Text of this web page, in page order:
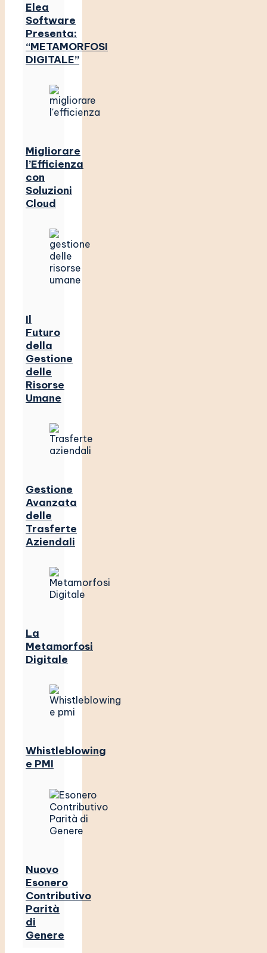
Elea
Software
Presenta:
“METAMORFOSI
DIGITALE”
Migliorare
l’Efficienza
con
Soluzioni
Cloud
Il
Futuro
della
Gestione
delle
Risorse
Umane
Gestione
Avanzata
delle
Trasferte
Aziendali
La
Metamorfosi
Digitale
Whistleblowing
e PMI
Nuovo
Esonero
Contributivo
Parità
di
Genere